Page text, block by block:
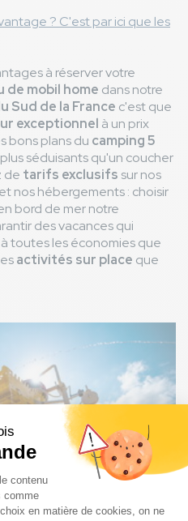
? C'est par ici que les
à réserver votre
de mobil home dans notre
Sud de la France c'est que
exceptionnel à un prix
bons plans du camping 5
séduisants qu'un coucher
de tarifs exclusifs sur nos
nos hébergements : choisir
bord de mer notre
des vacances qui
toutes les économies que
activités sur place que